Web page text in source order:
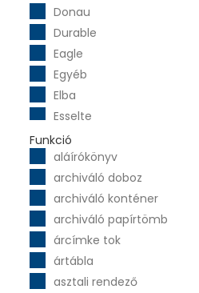
Donau
Durable
Eagle
Egyéb
Elba
Esselte
Exacompta
Fellowes
Fókusz
Fornax
Franken
Halas
Helit
Herlitz
Funkció
aláírókönyv
archiváló doboz
archiváló konténer
archiváló papírtömb
árcímke tok
ártábla
asztali rendező